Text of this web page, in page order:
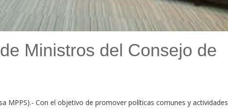
Ministros del Consejo de
MPPS).- Con el objetivo de promover políticas comunes y actividades